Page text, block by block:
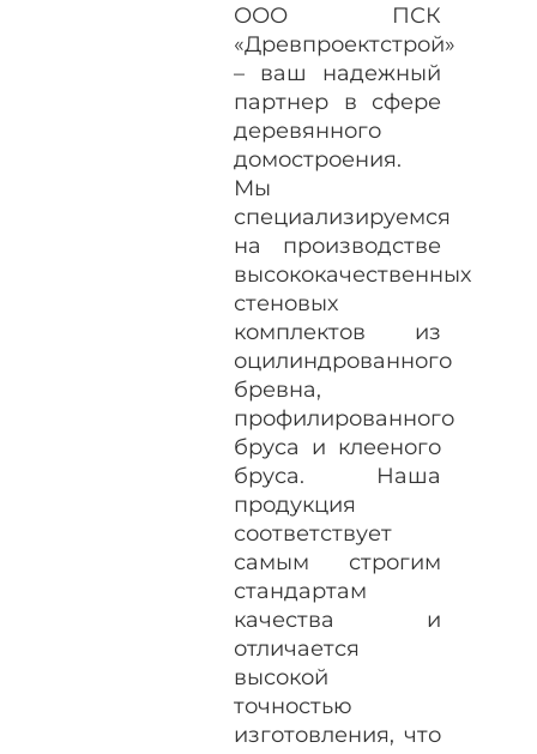
ООО ПСК
«Древпроектстрой»
– ваш надежный
партнер в сфере
деревянного
домостроения.
Мы
специализируемся
на производстве
высококачественных
стеновых
комплектов из
оцилиндрованного
бревна,
профилированного
бруса и клееного
бруса. Наша
продукция
соответствует
самым строгим
стандартам
качества и
отличается
высокой
точностью
изготовления, что